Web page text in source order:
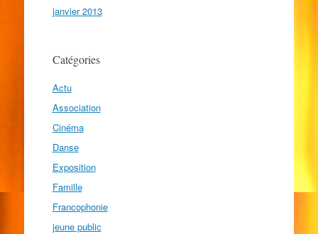
janvier 2013
Catégories
Actu
Association
Cinéma
Danse
Exposition
Famille
Francophonie
jeune public